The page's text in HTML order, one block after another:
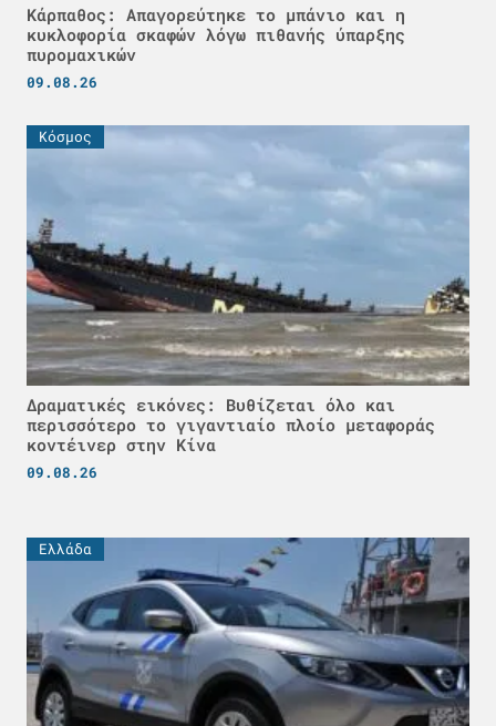
Κάρπαθος: Απαγορεύτηκε το μπάνιο και η
κυκλοφορία σκαφών λόγω πιθανής ύπαρξης
πυρομαχικών
09.08.26
Κόσμος
Δραματικές εικόνες: Βυθίζεται όλο και
περισσότερο το γιγαντιαίο πλοίο μεταφοράς
κοντέινερ στην Κίνα
09.08.26
Ελλάδα